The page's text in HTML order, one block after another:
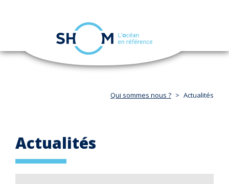
Aller
navigation
Qui sommes nous ? Actualités
Actualités